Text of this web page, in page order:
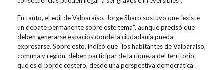
En tanto, el edil de Valparaíso, Jorge Sharp sostuvo que “existe
un debate permanente sobre este tema”, aunque precisó que
deben generarse espacios donde la ciudadanía pueda
expresarse. Sobre esto, indicó que “los habitantes de Valparaíso,
comuna y región, deben participar de la riqueza del territorio,
que es el borde costero, desde una perspectiva democrática”.